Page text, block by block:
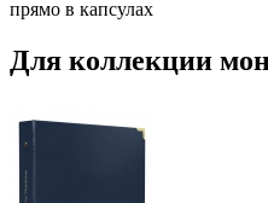
прямо в капсулах
Для коллекции